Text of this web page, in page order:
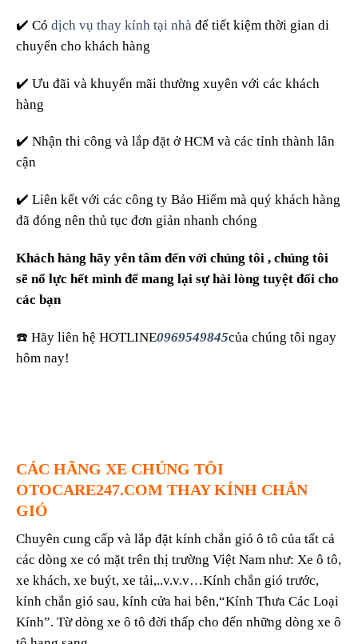
✔️ Có dịch vụ thay kính tại nhà để tiết kiệm thời gian di
chuyển cho khách hàng
✔️ Ưu đãi và khuyến mãi thường xuyên với các khách
hàng
✔️ Nhận thi công và lắp đặt ở HCM và các tỉnh thành lân
cận
✔️ Liên kết với các công ty Bảo Hiểm mà quý khách hàng
đã đóng nên thủ tục đơn giản nhanh chóng
Khách hàng hãy yên tâm đến với chúng tôi , chúng tôi
sẽ nổ lực hết mình để mang lại sự hài lòng tuyệt đối cho
các bạn
☎️ Hãy liên hệ HOTLINE0969549845của chúng tôi ngay
hôm nay!
CÁC HÃNG XE CHÚNG TÔI
OTOCARE247.COM THAY KÍNH CHẮN
GIÓ
Chuyên cung cấp và lắp đặt kính chắn gió ô tô của tất cả
các dòng xe có mặt trên thị trường Việt Nam như: Xe ô tô,
xe khách, xe buýt, xe tải,..v.v.v…Kính chắn gió trước,
kính chắn gió sau, kính cửa hai bên,“Kính Thưa Các Loại
Kính”. Từ dòng xe ô tô đời thấp cho đến những dòng xe ô